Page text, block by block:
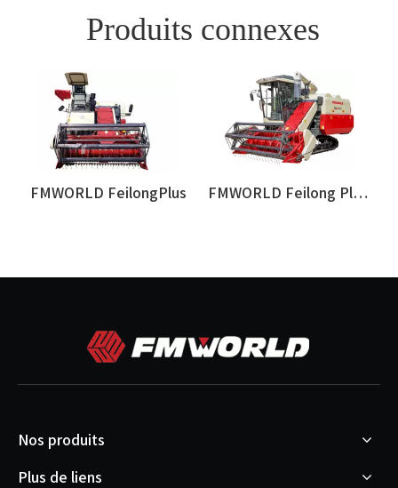
Produits connexes
FMWORLD FeilongPlus FMWORLD Feilong Plus - Version asiatique
Nos produits
Plus de liens